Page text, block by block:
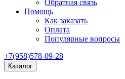
Обратная связь
Помощь
Как заказать
Оплата
Популярные вопросы
+7(958)578-09-28
Каталог